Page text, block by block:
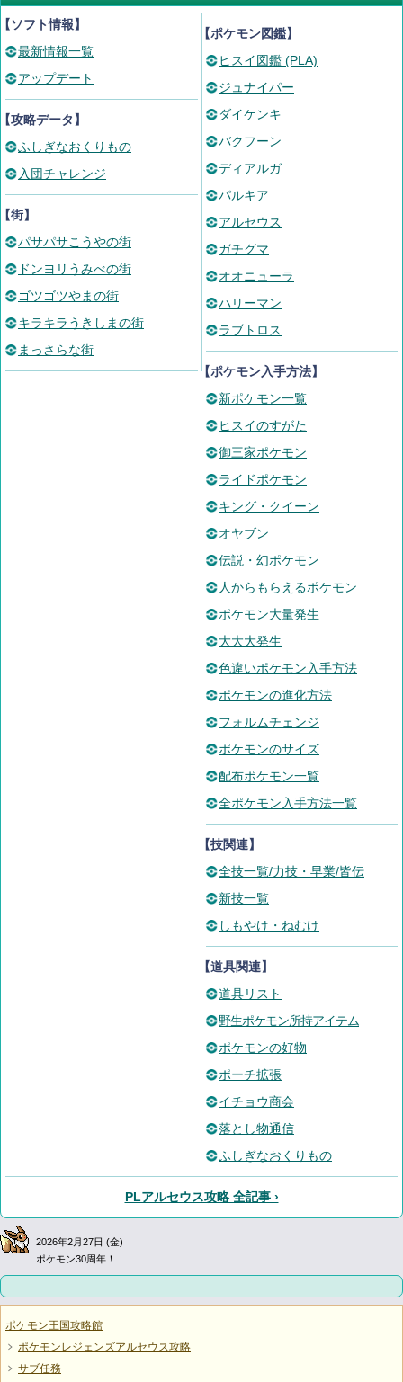
ソフト情報】
最新情報一覧
アップデート
攻略データ】
ふしぎなおくりもの
入団チャレンジ
街】
パサパサこうやの街
ドンヨリうみべの街
ゴツゴツやまの街
キラキラうきしまの街
まっさらな街
【ポケモン図鑑】
ヒスイ図鑑 (PLA)
ジュナイパー
ダイケンキ
バクフーン
ディアルガ
パルキア
アルセウス
ガチグマ
オオニューラ
ハリーマン
ラブトロス
【ポケモン入手方法】
新ポケモン一覧
ヒスイのすがた
御三家ポケモン
ライドポケモン
キング・クイーン
オヤブン
伝説・幻ポケモン
人からもらえるポケモン
ポケモン大量発生
大大大発生
色違いポケモン入手方法
ポケモンの進化方法
フォルムチェンジ
ポケモンのサイズ
配布ポケモン一覧
全ポケモン入手方法一覧
【技関連】
全技一覧/力技・早業/皆伝
新技一覧
しもやけ・ねむけ
【道具関連】
道具リスト
野生ポケモン所持アイテム
ポケモンの好物
ポーチ拡張
イチョウ商会
落とし物通信
ふしぎなおくりもの
PLアルセウス攻略 全記事 ›
2026年2月27日 (金)
ポケモン30周年！
ポケモン王国攻略館
ポケモンレジェンズアルセウス攻略
サブ任務